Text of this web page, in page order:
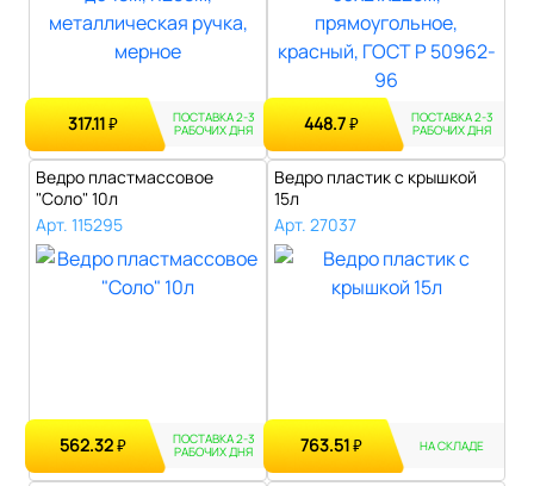
317.11₽ ПОСТАВКА 2-3
РАБОЧИХ ДНЯ 448.7₽ ПОСТАВКА 2-3
РАБОЧИХ ДНЯ
Ведро пластмассовое
"Соло" 10л
Арт. 115295
562.32₽ ПОСТАВКА 2-3
РАБОЧИХ ДНЯ
Ведро пластик с крышкой
15л
Арт. 27037
763.51₽ НА СКЛАДЕ